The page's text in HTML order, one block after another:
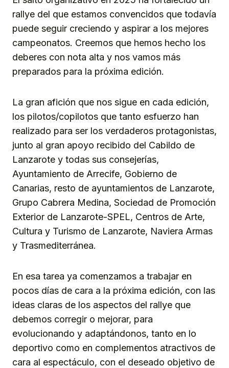
rallye del que estamos convencidos que todavía
puede seguir creciendo y aspirar a los mejores
campeonatos. Creemos que hemos hecho los
deberes con nota alta y nos vamos más
preparados para la próxima edición.
La gran afición que nos sigue en cada edición,
los pilotos/copilotos que tanto esfuerzo han
realizado para ser los verdaderos protagonistas,
junto al gran apoyo recibido del Cabildo de
Lanzarote y todas sus consejerías,
Ayuntamiento de Arrecife, Gobierno de
Canarias, resto de ayuntamientos de Lanzarote,
Grupo Cabrera Medina, Sociedad de Promoción
Exterior de Lanzarote-SPEL, Centros de Arte,
Cultura y Turismo de Lanzarote, Naviera Armas
y Trasmediterránea.
En esa tarea ya comenzamos a trabajar en
pocos días de cara a la próxima edición, con las
ideas claras de los aspectos del rallye que
debemos corregir o mejorar, para
evolucionando y adaptándonos, tanto en lo
deportivo como en complementos atractivos de
cara al espectáculo, con el deseado objetivo de